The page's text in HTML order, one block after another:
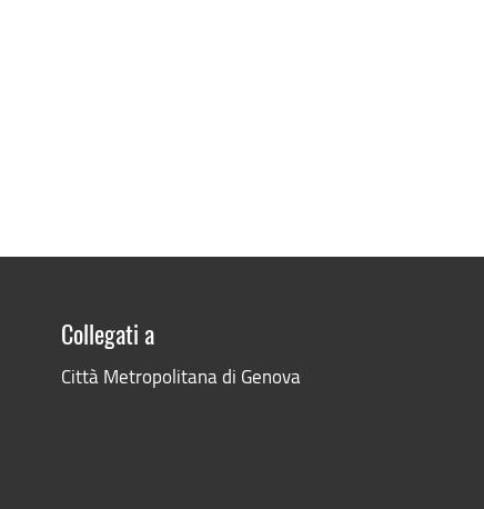
Collegati a
Città Metropolitana di Genova